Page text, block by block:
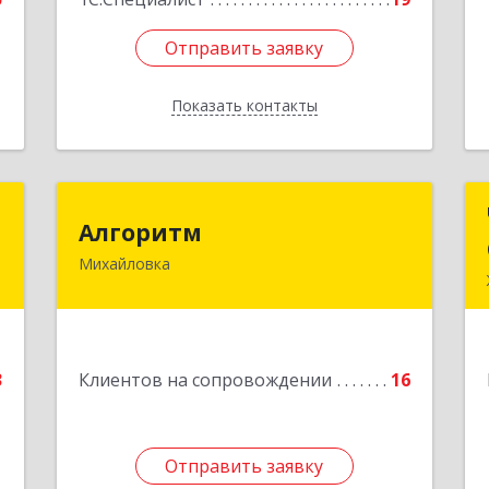
Отправить заявку
Показать контакты
Отправить заявку
Назад
Алгоритм
Михайловка
Клиентов на сопровождении 16
Отправить заявку
Отправить заявку